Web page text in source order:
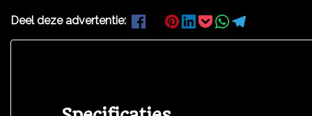
Deel deze advertentie: